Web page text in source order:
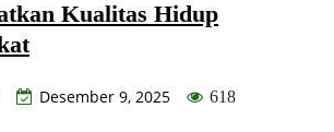
Kualitas Hidup
Desember 9, 2025 618